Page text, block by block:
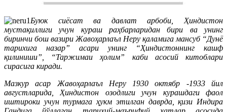
Буюк сиёсат ва давлат арбоби, Ҳиндистон
мустақиллиги учун кураш раҳбарларидан бири ва унинг
биринчи бош вазири Жавоҳарлаъл Неру қаламига мансуб “Дунё
тарихига назар” асари унинг “Ҳиндистоннинг кашф
қилиниши”, “Таржимаи ҳолим” каби асосий китоблари
сирасига киради.
Мазкур асар Жавоҳарлаъл Неру 1930 октябр -1933 йил
августларида, Ҳиндистон озодлиги учун курашдаги фаол
иштироки учун турмага ҳукм этилган даврда, қизи Индира